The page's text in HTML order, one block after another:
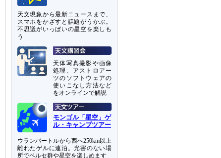
天文現象から最新ニュースまで、
スマホをかざすと話題がうかぶ。
不思議がいっぱいの星空を楽しも
う
天体写真撮影や画像
処理、アストロアー
ツのソフトウェアの
使いこなし方法など
をオンラインで解説
モンゴル「星空」ゲ
ル・キャンプツアー
ウランバートルから西へ250km以上
離れたゲルに連泊。光害のない場
所でペルセ群や星空を楽しめます